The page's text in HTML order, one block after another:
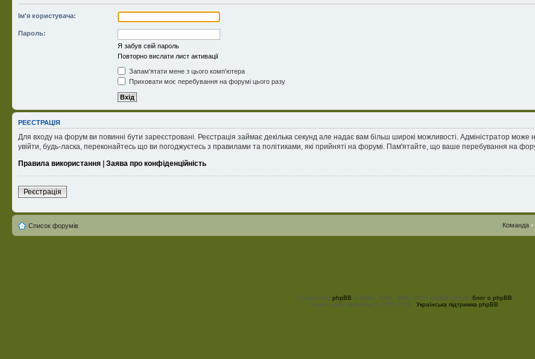
Ім'я користувача:
Пароль:
Я забув свій пароль
Повторно вислати лист активації
Запам'ятати мене з цього комп'ютера
Приховати моє перебування на форумі цього разу
РЕЄСТРАЦІЯ
Для входу на форум ви повинні бути зареєстровані. Реєстрація займає декілька секунд але надає вам більш широкі можливості. Адміністратор
увійти, будь-ласка, переконайтесь що ви погоджуєтесь з правилами та політиками, які прийняті на форумі. Пам'ятайте, що ваше перебування на
Правила використання | Заява про конфіденційність
Реєстрація
Список форумів Команда •
Powered by phpBB © 2000, 2002, 2005, 2007 phpBB Group (блог о phpBB)
Український переклад © 2005-2011
Українська підтримка phpBB